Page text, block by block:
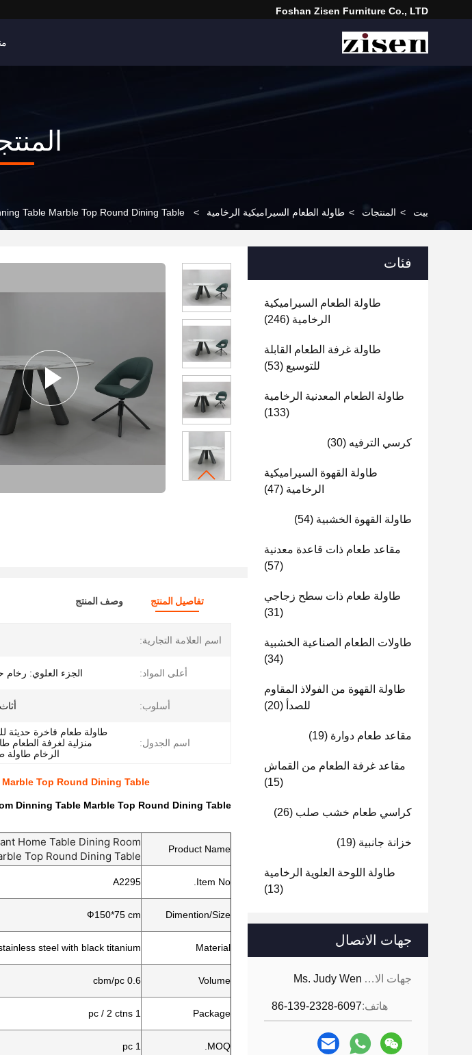
Foshan Zisen Furniture Co., LTD
بيت > المنتجات > طاولة الطعام السيراميكية الرخامية >
Table Marble Top Round Dining Table
فئات
طاولة الطعام السيراميكية
الرخامية (246)
طاولة غرفة الطعام القابلة
للتوسيع (53)
طاولة الطعام المعدنية الرخامية
(133)
كرسي الترفيه (30)
طاولة القهوة السيراميكية
الرخامية (47)
طاولة القهوة الخشبية (54)
مقاعد طعام ذات قاعدة معدنية
(57)
طاولة طعام ذات سطح زجاجي
(31)
طاولات الطعام الصناعية الخشبية
(34)
طاولة القهوة من الفولاذ المقاوم
للصدأ (20)
مقاعد طعام دوارة (19)
مقاعد غرفة الطعام من القماش
(15)
كراسي طعام خشب صلب (26)
خزانة جانبية (19)
طاولة اللوحة العلوية الرخامية
(13)
جهات الاتصال
جهات الاتصال: Ms. Judy Wen
هاتف:86-139-2328-6097
تفاصيل المنتج وصف المنتج
اسم العلامة التجارية:
أعلى المواد: الجزء العلوي:
أسلوب:
اسم الجدول:
طاولة طعام فاخرة حديثة
منزلية لغرفة الطعام
الرخام طاولة
Top Round Dining Table
Dinning Table Marble Top Round Dining Table
Product Name
Home Table Dining Room
Top Round Dining Table
Item No.
A2295
Dimention/Size
Ф150*75 cm
Material
steel with black titanium
Volume
0.6 cbm/pc
Package
1 pc / 2 ctns
MOQ.
1 pc